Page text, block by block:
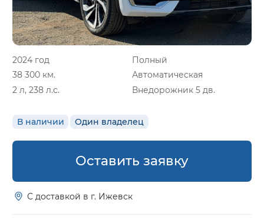
2024 год
Полный
38 300 км.
Автоматическая
2 л, 238 л.с.
Внедорожник 5 дв.
В наличии Один владелец
Оставить заявку
С доставкой в г. Ижевск